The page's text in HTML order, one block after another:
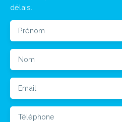
délais.
Prénom
Nom
Email
Téléphone